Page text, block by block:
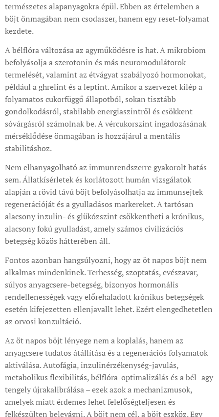
természetes alapanyagokra épül. Ebben az értelemben a
böjt önmagában nem csodaszer, hanem egy reset-folyamat
kezdete.
A bélflóra változása az agyműködésre is hat. A mikrobiom
befolyásolja a szerotonin és más neuromodulátorok
termelését, valamint az étvágyat szabályozó hormonokat,
például a ghrelint és a leptint. Amikor a szervezet kilép a
folyamatos cukorfüggő állapotból, sokan tisztább
gondolkodásról, stabilabb energiaszintről és csökkent
sóvárgásról számolnak be. A vércukorszint ingadozásának
mérséklődése önmagában is hozzájárul a mentális
stabilitáshoz.
Nem elhanyagolható az immunrendszerre gyakorolt hatás
sem. Állatkísérletek és korlátozott humán vizsgálatok
alapján a rövid távú böjt befolyásolhatja az immunsejtek
regenerációját és a gyulladásos markereket. A tartósan
alacsony inzulin- és glükózszint csökkentheti a krónikus,
alacsony fokú gyulladást, amely számos civilizációs
betegség közös hátterében áll.
Fontos azonban hangsúlyozni, hogy az öt napos böjt nem
alkalmas mindenkinek. Terhesség, szoptatás, evészavar,
súlyos anyagcsere-betegség, bizonyos hormonális
rendellenességek vagy előrehaladott krónikus betegségek
esetén kifejezetten ellenjavallt lehet. Ezért elengedhetetlen
az orvosi konzultáció.
Az öt napos böjt lényege nem a koplalás, hanem az
anyagcsere tudatos átállítása és a regenerációs folyamatok
aktiválása. Autofágia, inzulinérzékenység-javulás,
metabolikus flexibilitás, bélflóra-optimalizálás és a bél–agy
tengely újrakalibrálása – ezek azok a mechanizmusok,
amelyek miatt érdemes lehet felelőségteljesen és
felkészülten belevágni. A böjt nem cél, a böjt eszköz. Egy